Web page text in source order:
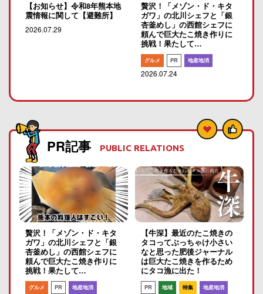
【お知らせ】令和8年熊本地
震情報に関して【避難所】
2026.07.29
贅沢！「メゾン・ド・キタ
ガワ」の北川シェフと「銀
杏釜めし」の西館シェフに
頼んで巨大たこ焼き作りに
挑戦！果たして…
グルメ PR 地産地消
2026.07.24
PR記事 PUBLIC RELATIONS
贅沢！「メゾン・ド・キタ
ガワ」の北川シェフと「銀
杏釜めし」の西館シェフに
頼んで巨大たこ焼き作りに
挑戦！果たして…
グルメ PR 地産地消
【牛深】最近のたこ焼きの
タコってぶっちゃけ小さい
なと思った肥後ジャーナル
は巨大たこ焼きを作るため
にタコ漁に出た！
PR 地域 特集 地産地消